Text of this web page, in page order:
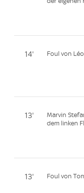
14' Foul von Léo
13'
Marvin
dem linken
13' Foul von